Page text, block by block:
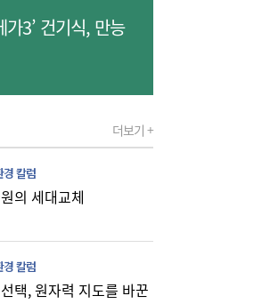
힘 윤리위원 또 사퇴,
스페이스X 이틀새
나 [머니+]
가3’ 건기식, 만능
더보기 +
경 칼럼
의 세대교체
경 칼럼
택, 원자력 지도를 바꾼